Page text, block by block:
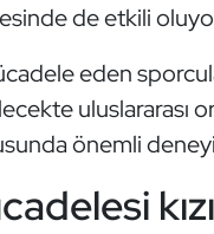
de etkili
eden
uluslararası
önemli